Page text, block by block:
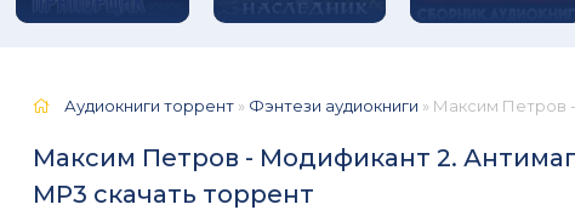
Аудиокниги торрент » Фэнтези аудиокниги » Максим Петров -
Максим Петров - Модификант 2.
MP3 скачать торрент